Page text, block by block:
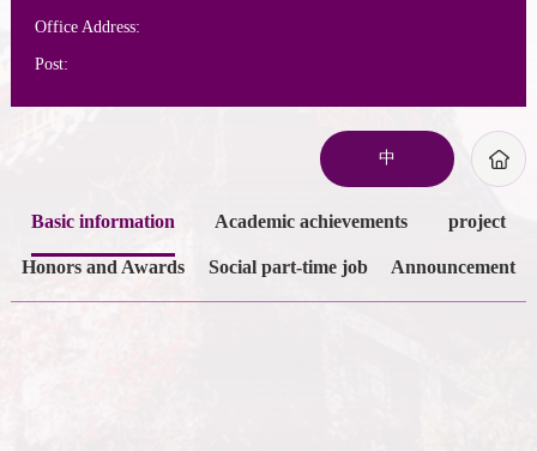
Office Address:
Post:
Basic information Academic achievements project
Honors and Awards Social part-time job Announcement
中